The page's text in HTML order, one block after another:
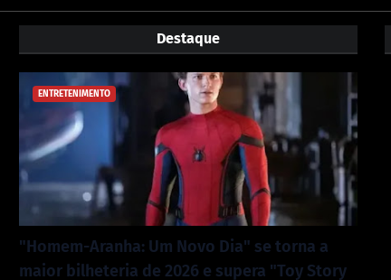
Destaque
ENTRETENIMENTO
"Homem-Aranha: Um Novo Dia" se torna a
maior bilheteria de 2026 e supera "Toy Story